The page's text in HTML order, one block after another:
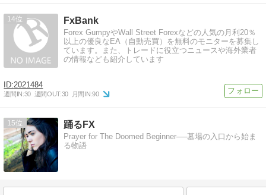
14 FxBank
Forex GumpyやWall Street Forexなどの人気の月利20％
以上の優良なEA（自動売買）を無料のモニターを募集し
ています。また、トレードに役立つニュースや海外業者
の情報なども紹介しています
2021484
週間IN:30 週間OUT:30 月間IN:90
15 踊るFX
Prayer for The Doomed Beginner──墓場の入口から始ま
る物語